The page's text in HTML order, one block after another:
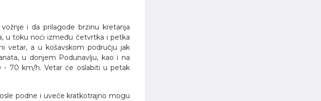
i da prilagode brzinu kretanja
u toku noći između četvrtka i petka
vetar, a u košavskom području jak
u donjem Podunavlju, kao i na
- 70 km/h. Vetar će oslabiti u petak
podne i uveče kratkotrajno mogu